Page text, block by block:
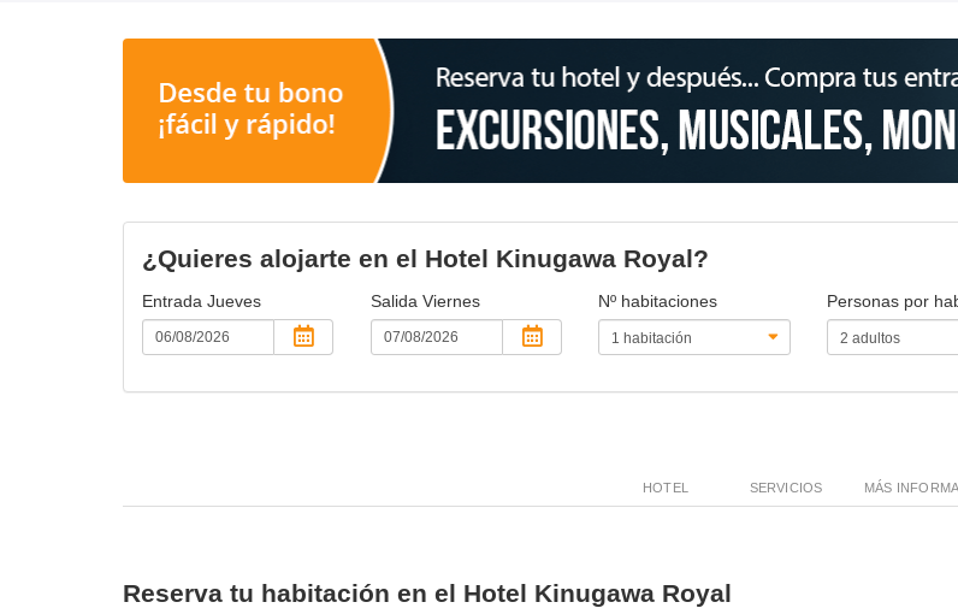
¿Quieres alojarte en el Hotel Kinugawa Royal?
Entrada Jueves Salida Viernes Nº habitaciones
Personas por
HOTEL SERVICIOS MÁS
Reserva tu habitación en el Hotel Kinugawa Royal